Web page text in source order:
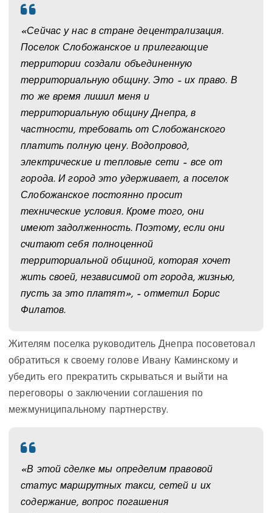
«Сейчас у нас в стране децентрализация.
Поселок Слобожанское и прилегающие
территории создали объединенную
территориальную общину. Это – их право. В
то же время лишил меня и
территориальную общину Днепра, в
частности, требовать от Слобожанского
платить полную цену. Водопровод,
электрические и тепловые сети – все от
города. И город это удерживает, а поселок
Слобожанское постоянно просит
технические условия. Кроме того, они
имеют задолженность. Поэтому, если они
считают себя полноценной
территориальной общиной, которая хочет
жить своей, независимой от города, жизнью,
пусть за это платят», – отметил Борис
Филатов.
Жителям поселка руководитель Днепра посоветовал
обратиться к своему голове Ивану Каминскому и
убедить его прекратить скрываться и выйти на
переговоры о заключении соглашения по
межмуниципальному партнерству.
«В этой сделке мы определим правовой
статус маршрутных такси, сетей и их
содержание, вопрос погашения